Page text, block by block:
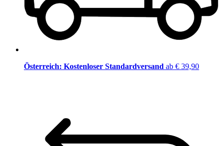
Österreich: Kostenloser Standardversand ab € 39,90